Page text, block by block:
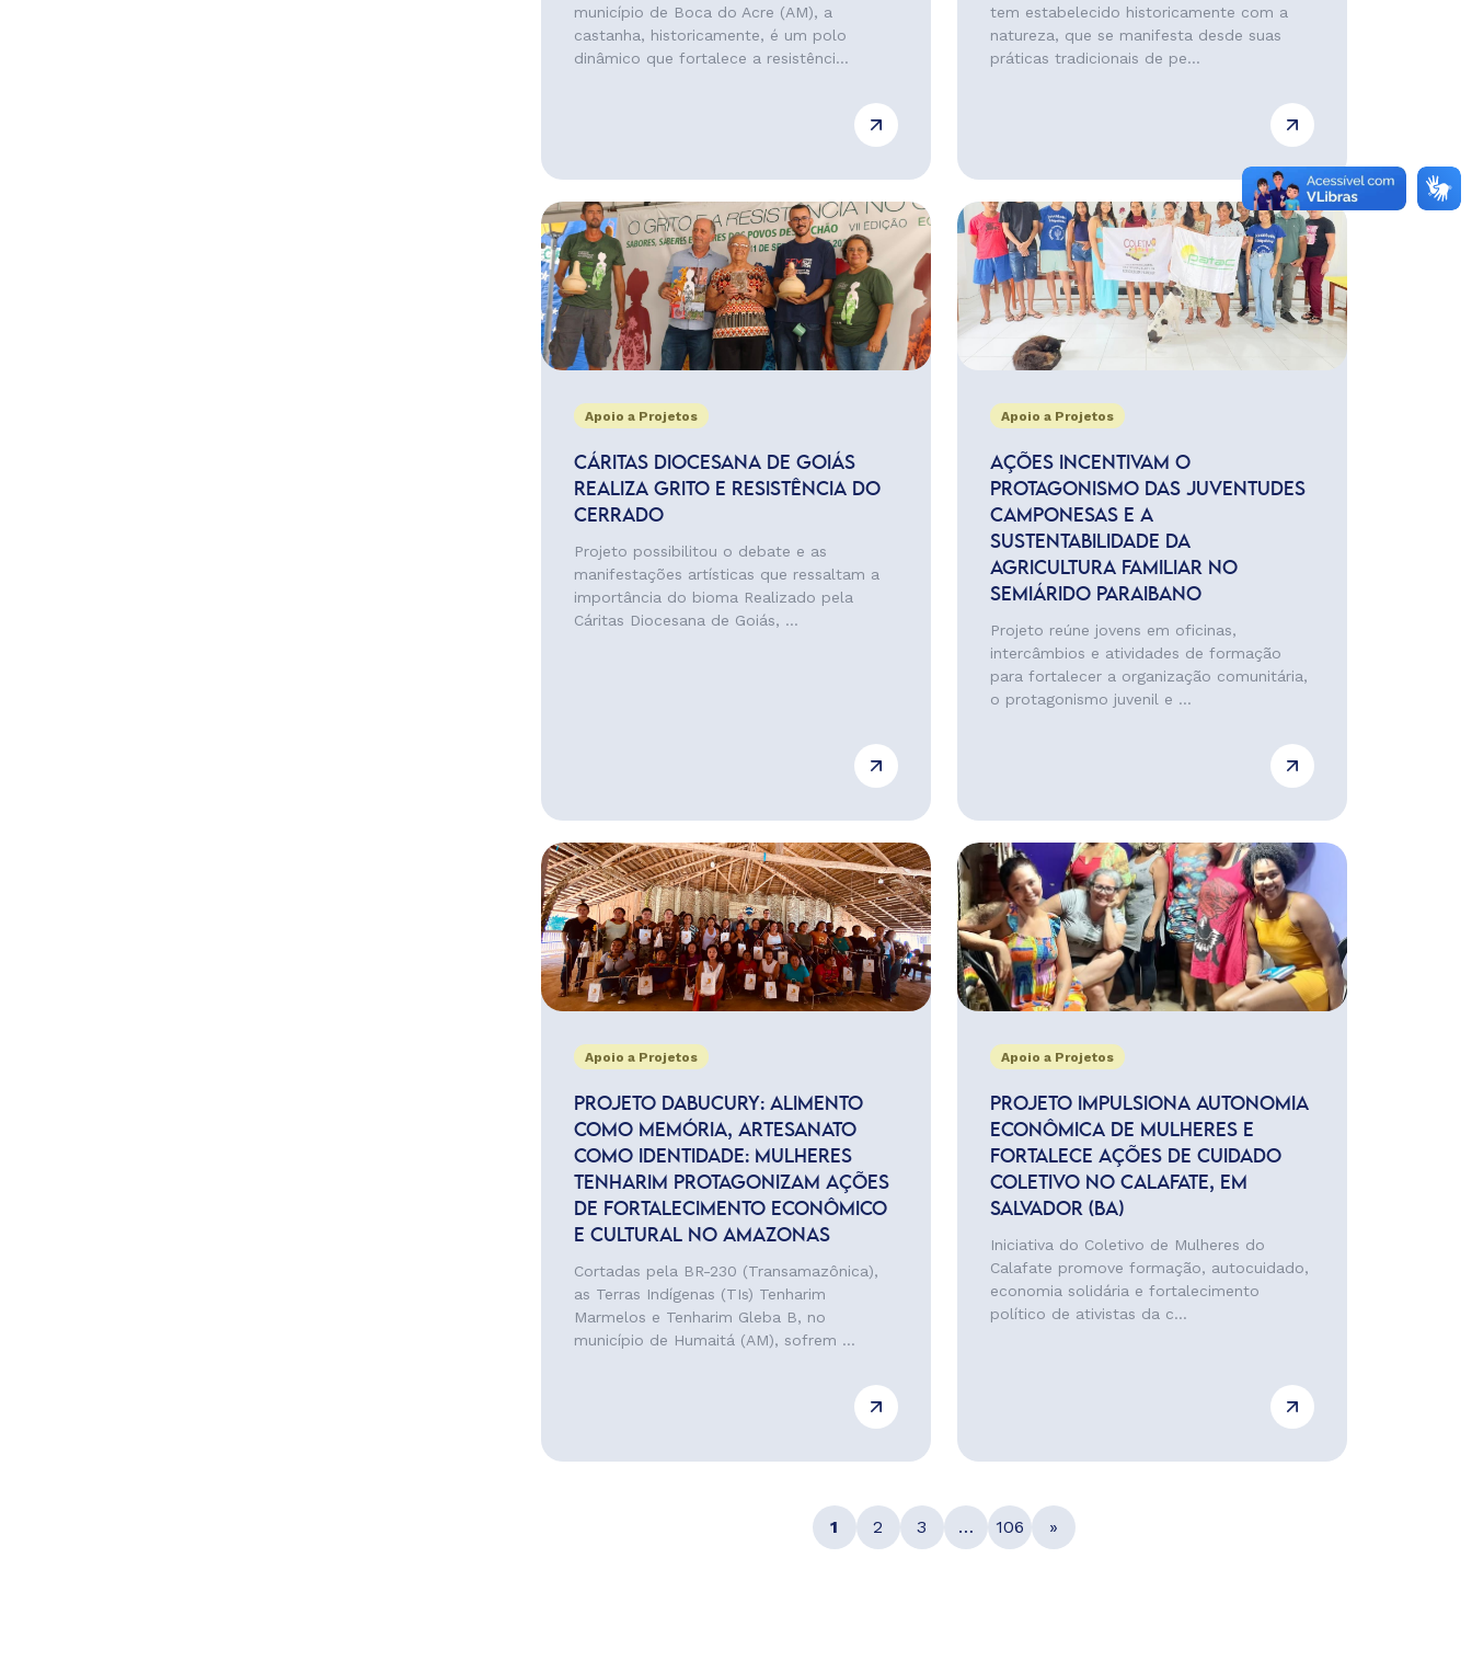
município de Boca do Acre (AM), a
castanha, historicamente, é um polo
dinâmico que fortalece a resistênci...
tem estabelecido historicamente com a
natureza, que se manifesta desde suas
práticas tradicionais de pe...
Apoio a Projetos
CÁRITAS DIOCESANA DE GOIÁS
REALIZA GRITO E RESISTÊNCIA DO
CERRADO
Projeto possibilitou o debate e as
manifestações artísticas que ressaltam a
importância do bioma Realizado pela
Cáritas Diocesana de Goiás, ...
Apoio a Projetos
AÇÕES INCENTIVAM O
PROTAGONISMO DAS JUVENTUDES
CAMPONESAS E A
SUSTENTABILIDADE DA
AGRICULTURA FAMILIAR NO
SEMIÁRIDO PARAIBANO
Projeto reúne jovens em oficinas,
intercâmbios e atividades de formação
para fortalecer a organização comunitária,
o protagonismo juvenil e ...
Apoio a Projetos
PROJETO DABUCURY: ALIMENTO
COMO MEMÓRIA, ARTESANATO
COMO IDENTIDADE: MULHERES
TENHARIM PROTAGONIZAM AÇÕES
DE FORTALECIMENTO ECONÔMICO
E CULTURAL NO AMAZONAS
Cortadas pela BR-230 (Transamazônica),
as Terras Indígenas (TIs) Tenharim
Marmelos e Tenharim Gleba B, no
município de Humaitá (AM), sofrem ...
Apoio a Projetos
PROJETO IMPULSIONA AUTONOMIA
ECONÔMICA DE MULHERES E
FORTALECE AÇÕES DE CUIDADO
COLETIVO NO CALAFATE, EM
SALVADOR (BA)
Iniciativa do Coletivo de Mulheres do
Calafate promove formação, autocuidado,
economia solidária e fortalecimento
político de ativistas da c...
1 2 3 … 106 »